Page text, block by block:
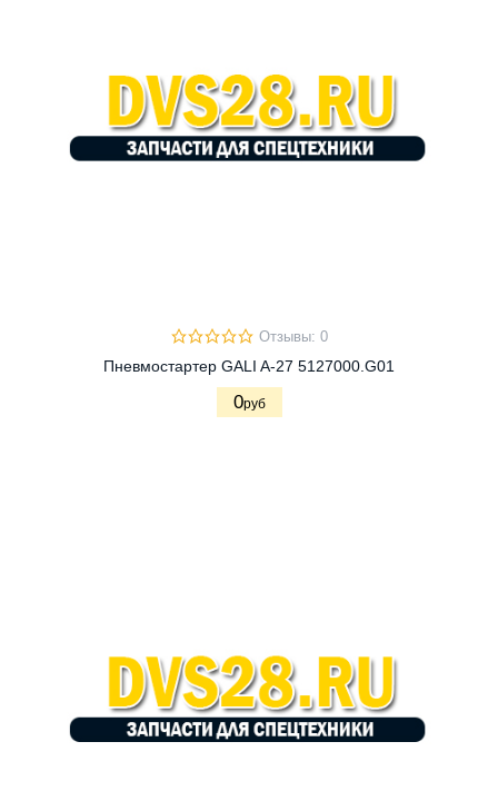
Отзывы: 0
Пневмостартер GALI A-27 5127000.G01
0руб